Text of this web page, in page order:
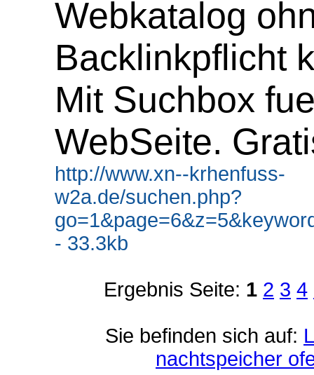
Webkatalog
Backlinkpflicht
Mit Suchbox
WebSeite.
http://www.xn--krhenfuss-
w2a.de/suchen.php?
- 33.3kb
Ergebnis Seite: 1 2 3 4
Sie befinden sich auf:
nachtspeicher